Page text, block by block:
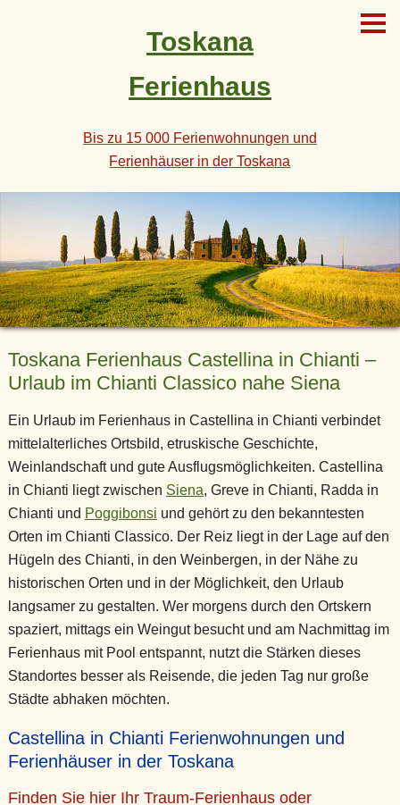
Toskana
Ferienhaus
Bis zu 15 000 Ferienwohnungen und
Ferienhäuser in der Toskana
Toskana Ferienhaus Castellina in Chianti –
Urlaub im Chianti Classico nahe Siena
Ein Urlaub im Ferienhaus in Castellina in Chianti verbindet
mittelalterliches Ortsbild, etruskische Geschichte,
Weinlandschaft und gute Ausflugsmöglichkeiten. Castellina
in Chianti liegt zwischen Siena, Greve in Chianti, Radda in
Chianti und Poggibonsi und gehört zu den bekanntesten
Orten im Chianti Classico. Der Reiz liegt in der Lage auf den
Hügeln des Chianti, in den Weinbergen, in der Nähe zu
historischen Orten und in der Möglichkeit, den Urlaub
langsamer zu gestalten. Wer morgens durch den Ortskern
spaziert, mittags ein Weingut besucht und am Nachmittag im
Ferienhaus mit Pool entspannt, nutzt die Stärken dieses
Standortes besser als Reisende, die jeden Tag nur große
Städte abhaken möchten.
Castellina in Chianti Ferienwohnungen und
Ferienhäuser in der Toskana
Finden Sie hier Ihr Traum-Ferienhaus oder